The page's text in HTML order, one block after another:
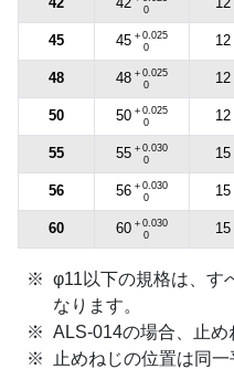
0
45 45 ＋0.025
0
12
48 48 ＋0.025
0
12
50 50 ＋0.025
0
12
55 55 ＋0.030
0
15
56 56 ＋0.030
0
15
60 60 ＋0.030
0
15
φ11以下の規格は、す
なります。
ALS-014の場合、止め
止めねじの位置は同一